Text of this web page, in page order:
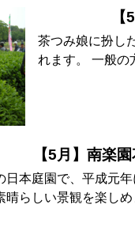
茶つみ娘に扮し
れます。 一般の
【5月】南楽
日本庭園で、平成元
らしい景観を楽しめ